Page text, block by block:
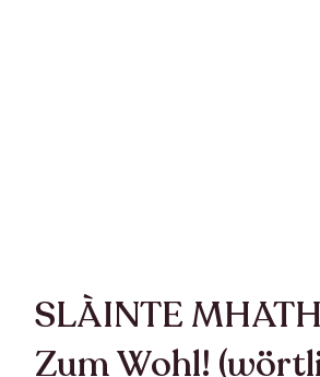
SLÀINTE
Zum Wohl!